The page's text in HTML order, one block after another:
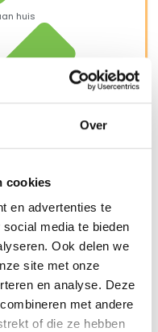
Over
cookies
en advertenties te
media te bieden
Ook delen we
site met onze
en analyse. Deze
met andere
of die ze hebben
huis
Shops
Merk: Aerocover